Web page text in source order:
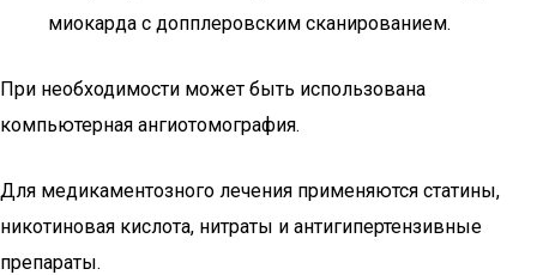
миокарда с допплеровским сканированием.
При необходимости может быть использована
компьютерная ангиотомография.
Для медикаментозного лечения применяются статины,
никотиновая кислота, нитраты и антигипертензивные
препараты.